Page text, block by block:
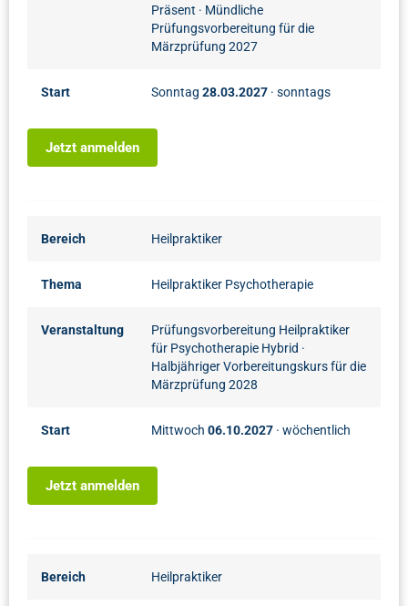
Präsent · Mündliche
Prüfungsvorbereitung für die
Märzprüfung 2027
Start Sonntag 28.03.2027 · sonntags
Jetzt anmelden
Bereich Heilpraktiker
Thema Heilpraktiker Psychotherapie
Veranstaltung
Prüfungsvorbereitung Heilpraktiker
für Psychotherapie Hybrid ·
Halbjähriger Vorbereitungskurs für die
Märzprüfung 2028
Start Mittwoch 06.10.2027 · wöchentlich
Jetzt anmelden
Bereich Heilpraktiker